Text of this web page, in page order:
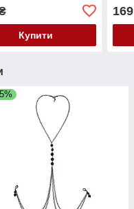
Купити
169